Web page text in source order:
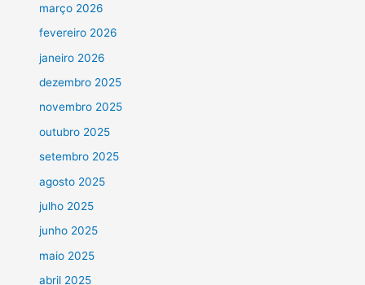
março 2026
fevereiro 2026
janeiro 2026
dezembro 2025
novembro 2025
outubro 2025
setembro 2025
agosto 2025
julho 2025
junho 2025
maio 2025
abril 2025